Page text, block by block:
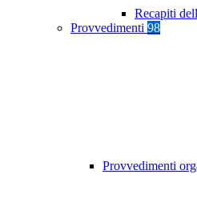
Recapiti
Provvedimenti 98
Provvedimenti